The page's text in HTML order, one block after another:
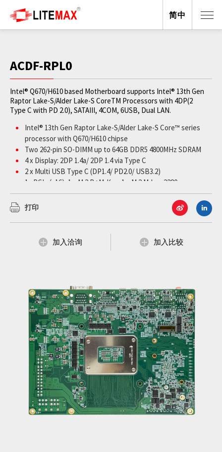
ACDF-RPL0
Intel® Q670/H610 based Motherboard supports Intel® 13th Gen
Raptor Lake-S/Alder Lake-S CoreTM Processors with 4DP(2
Type C with PD 2.0), SATAIII, 4COM, 6USB, Dual LAN.
Intel® 13th Gen Raptor Lake-S/Alder Lake-S Core™ series
processor with Q670/H610 chipse
Two 262-pin SO-DIMM up to 64GB DDR5 4800MHz SDRAM
4 x Display: 2DP 1.4a/ 2DP 1.4 via Type C
2 x Multi USB Type C (DP1.4/ PD2.0/ USB3.2)
1 xPCIe (x16), 1 x M.2 B+M-Key, 1 x M.2 M-key 2280
2 x SATA III, 4 x COM, 4x USB 3.2 and 2 x USB 2.0
Two Intel® Gigabit Ethernet ports
打印
加入洽询 加入比较
简中